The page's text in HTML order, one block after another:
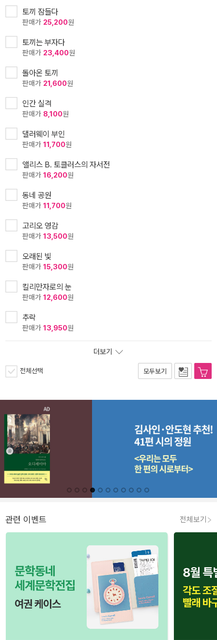
토끼 잠들다
판매가 25,200원
토끼는 부자다
판매가 23,400원
돌아온 토끼
판매가 21,600원
인간 실격
판매가 8,100원
댈러웨이 부인
판매가 11,700원
앨리스 B. 토클러스의 자서전
판매가 16,200원
동네 공원
판매가 11,700원
고리오 영감
판매가 13,500원
오래된 빛
판매가 15,300원
킬리만자로의 눈
판매가 12,600원
추락
판매가 13,950원
더보기
전체선택 모두보기
관련 이벤트 전체보기